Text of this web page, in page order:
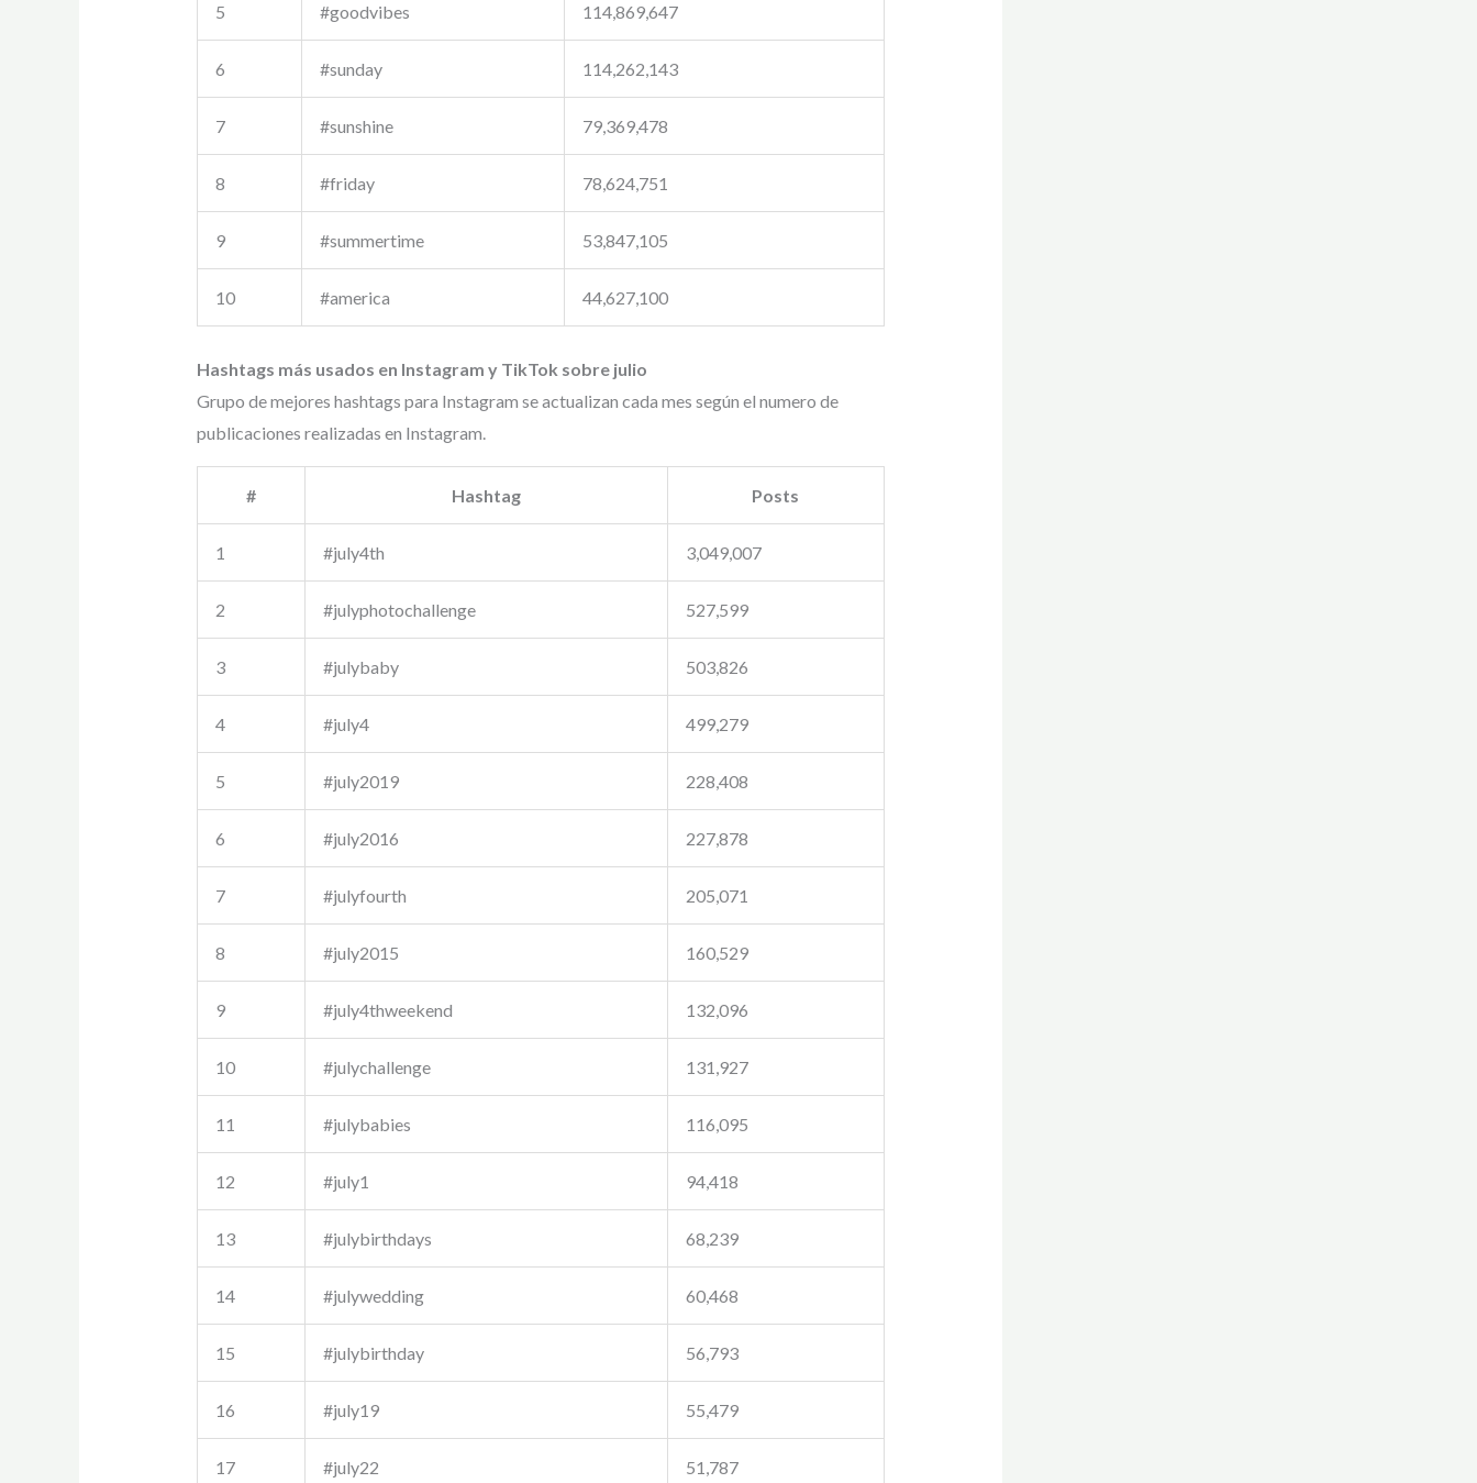
5 #goodvibes 114,869,647
6 #sunday 114,262,143
7 #sunshine 79,369,478
8 #friday 78,624,751
9 #summertime 53,847,105
10 #america 44,627,100
Hashtags más usados en Instagram y TikTok sobre julio
Grupo de mejores hashtags para Instagram se actualizan cada mes según el numero de
publicaciones realizadas en Instagram.
# Hashtag Posts
1 #july4th 3,049,007
2 #julyphotochallenge 527,599
3 #julybaby 503,826
4 #july4 499,279
5 #july2019 228,408
6 #july2016 227,878
7 #julyfourth 205,071
8 #july2015 160,529
9 #july4thweekend 132,096
10 #julychallenge 131,927
11 #julybabies 116,095
12 #july1 94,418
13 #julybirthdays 68,239
14 #julywedding 60,468
15 #julybirthday 56,793
16 #july19 55,479
17 #july22 51,787